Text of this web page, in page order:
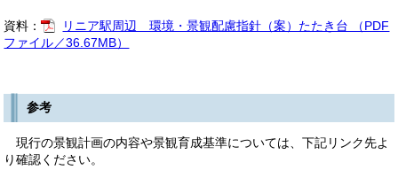
資料：
リニア駅周辺 環境・景観配慮指針（案）たたき台 （PDF
ファイル／36.67MB）
参考
現行の景観計画の内容や景観育成基準については、下記リンク先よ
り確認ください。